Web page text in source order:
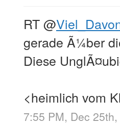
RT@
gerade Ã¼ber
Diese
<heimlich vom
7:55 PM, Dec